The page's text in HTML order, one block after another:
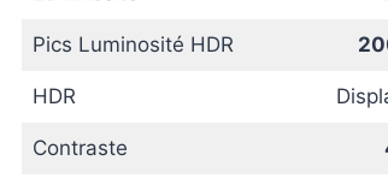
Pics Luminosité HDR
HDR
Contraste